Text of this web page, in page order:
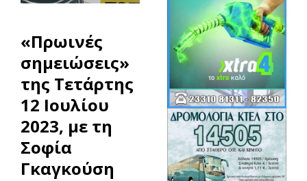
«Πρωινές
σημειώσεις»
της Τετάρτης
12 Ιουλίου
2023, με τη
Σοφία
Γκαγκούση